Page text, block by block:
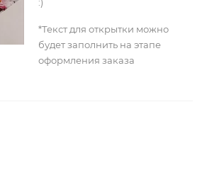
*Текст для открытки можно
будет заполнить на этапе
оформления заказа